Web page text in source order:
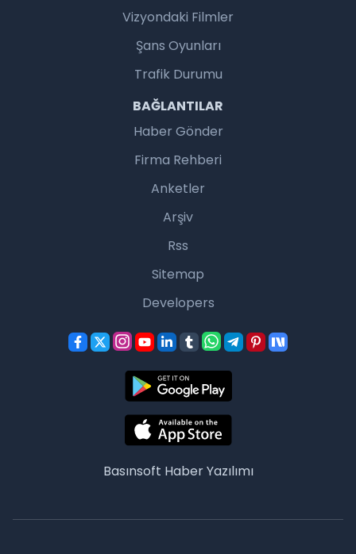
Vizyondaki Filmler
Şans Oyunları
Trafik Durumu
BAĞLANTILAR
Haber Gönder
Firma Rehberi
Anketler
Arşiv
Rss
Sitemap
Developers
Basınsoft Haber Yazılımı